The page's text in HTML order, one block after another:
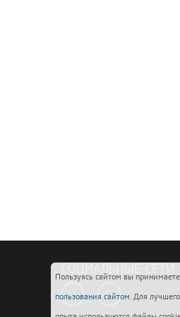
Пользуясь сайтом вы принимаете
пользования сайтом. Для